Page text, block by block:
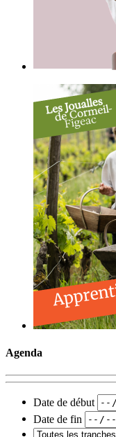
Agenda
Date de début
Date de fin